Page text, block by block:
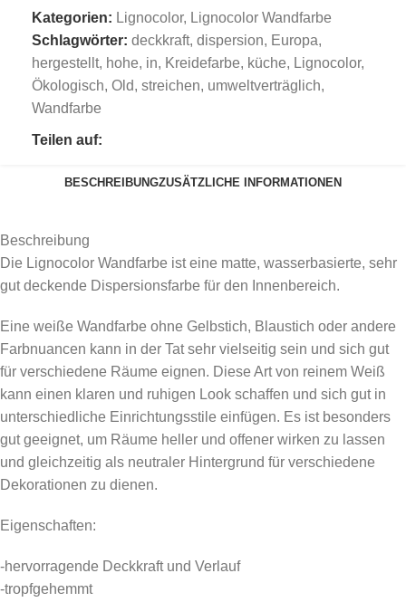
Kategorien: Lignocolor, Lignocolor Wandfarbe
Schlagwörter: deckkraft, dispersion, Europa,
hergestellt, hohe, in, Kreidefarbe, küche, Lignocolor,
Ökologisch, Old, streichen, umweltverträglich,
Wandfarbe
Teilen auf:
BESCHREIBUNGZUSÄTZLICHE INFORMATIONEN
Beschreibung
Die Lignocolor Wandfarbe ist eine matte, wasserbasierte, sehr
gut deckende Dispersionsfarbe für den Innenbereich.
Eine weiße Wandfarbe ohne Gelbstich, Blaustich oder andere
Farbnuancen kann in der Tat sehr vielseitig sein und sich gut
für verschiedene Räume eignen. Diese Art von reinem Weiß
kann einen klaren und ruhigen Look schaffen und sich gut in
unterschiedliche Einrichtungsstile einfügen. Es ist besonders
gut geeignet, um Räume heller und offener wirken zu lassen
und gleichzeitig als neutraler Hintergrund für verschiedene
Dekorationen zu dienen.
Eigenschaften:
-hervorragende Deckkraft und Verlauf
-tropfgehemmt